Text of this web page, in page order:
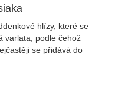
hlízy, které se
varlata, podle čehož
se přidává do